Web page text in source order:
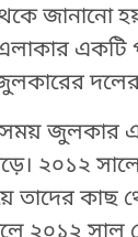
জানানো
একটি
দলের
জুলকার
২০১২
তাদের কাছ